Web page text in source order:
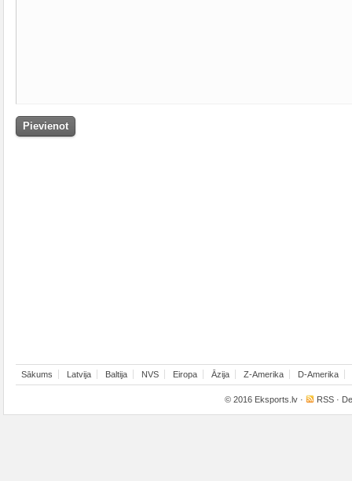
Sākums Latvija Baltija NVS Eiropa Āzija Z-Amerika D-Amerika
© 2016 Eksports.lv · RSS ·